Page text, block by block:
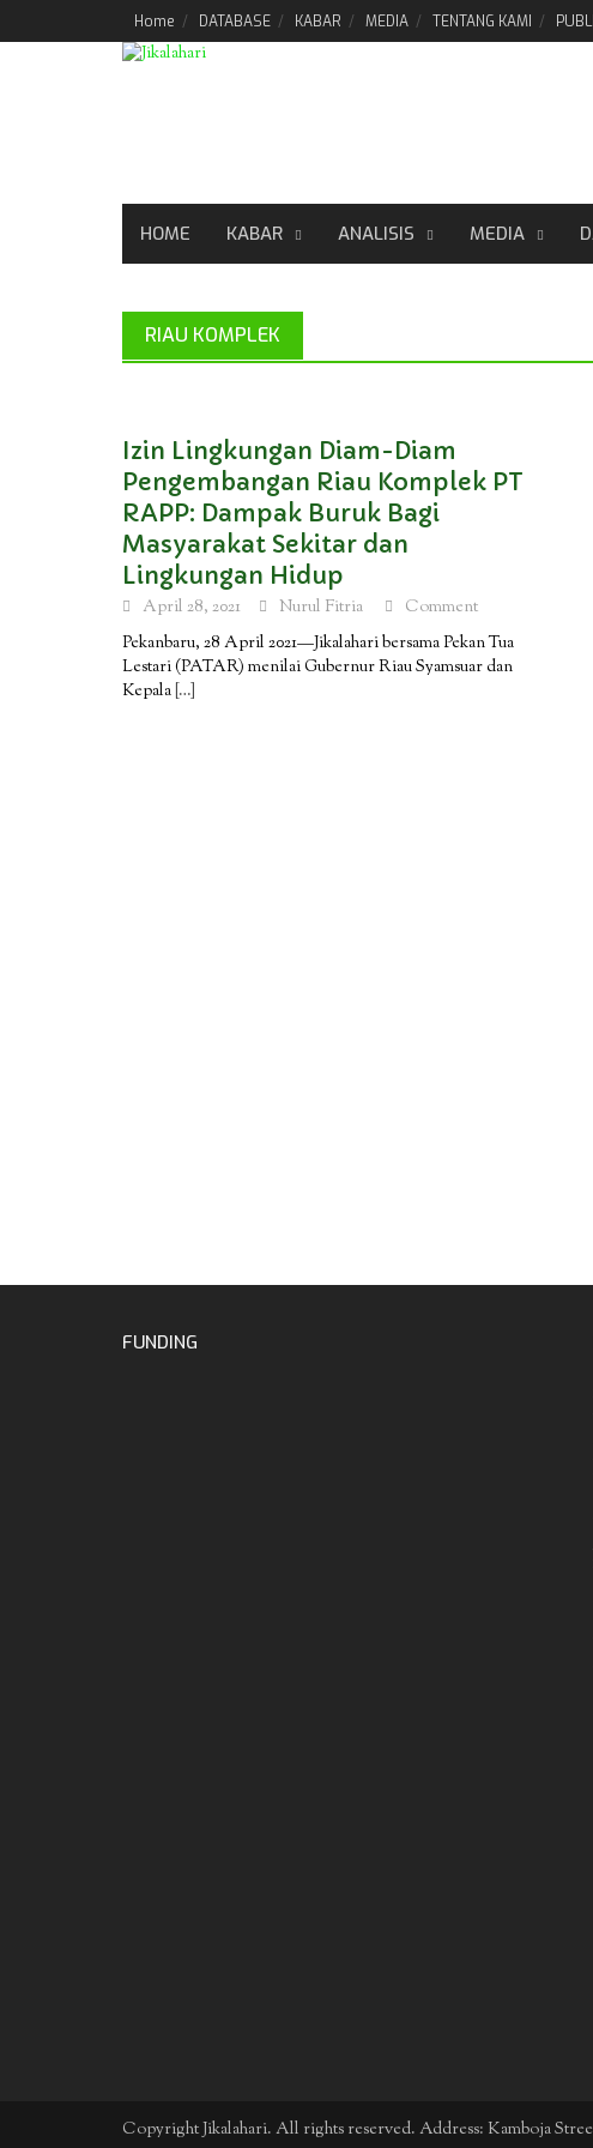
Home DATABASE KABAR MEDIA TENTANG KAMI
HOME KABAR ANALISIS MEDIA
RIAU KOMPLEK
Izin Lingkungan Diam-Diam
Pengembangan Riau Komplek PT
RAPP: Dampak Buruk Bagi
Masyarakat Sekitar dan
Lingkungan Hidup
April 28, 2021 Nurul Fitria
Comment
Pekanbaru, 28 April 2021—Jikalahari bersama Pekan Tua
Lestari (PATAR) menilai Gubernur Riau Syamsuar dan
Kepala […]
FUNDING
Copyright Jikalahari. All rights reserved. Address: Kamboja